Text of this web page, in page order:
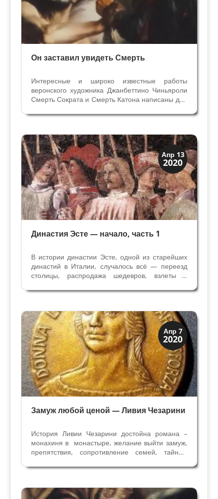
Он заставил увидеть Смерть
Интересные и широко известные работы
веронского художника Джанбеттино Чиньяроли
Смерть Сократа и Смерть Катона написаны для
австрийской Ломбардии в Милане,
отличался широким кругом...
Апр 13
2020
Династии
Мантуя и Феррара
Династия Эсте — начало, часть 1
В истории династии Эсте, одной из старейших
династий в Италии, случалось всё — переезд
столицы, распродажа шедевров, взлеты и
Эсте сделали Феррару оживленным культурным
Модене собрали...
Апр 7
2020
Династии
Папская область
Замуж любой ценой — Ливия Чезарини
История Ливии Чезарини достойна романа –
монахиня в монастыре, желание выйти замуж,
препятствия, сопротивление семей, тайный
История началась после убийства последнего
Сикста V. Его...